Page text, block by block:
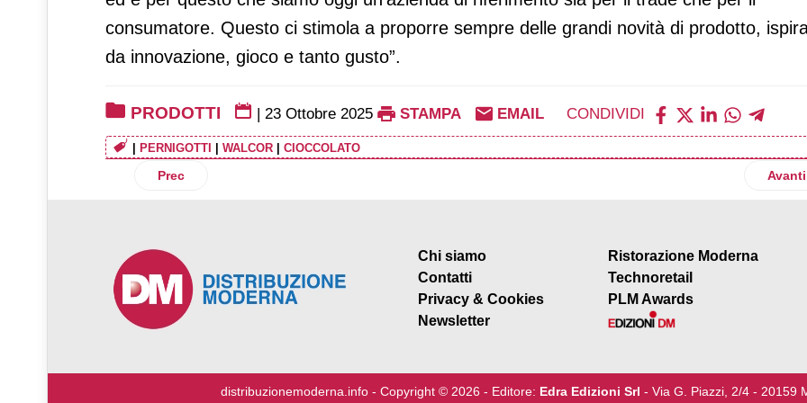
consumatore. Questo ci stimola a proporre sempre delle grandi novità di prodotto,
da innovazione, gioco e tanto gusto”.
PRODOTTI | 23 Ottobre 2025 STAMPA EMAIL CONDIVIDI
PERNIGOTTI WALCOR CIOCCOLATO
Articolo precedente: Müller amplia la gamma Seta con la nuova referenza alla fragola
Prec Avanti
Chi siamo
Contatti
Privacy & Cookies
Newsletter
Ristorazione Moderna
Technoretail
PLM Awards
distribuzionemoderna.info - Copyright © 2026 - Editore: Edra Edizioni Srl - Via G. Piazzi, 2/4 - 20159